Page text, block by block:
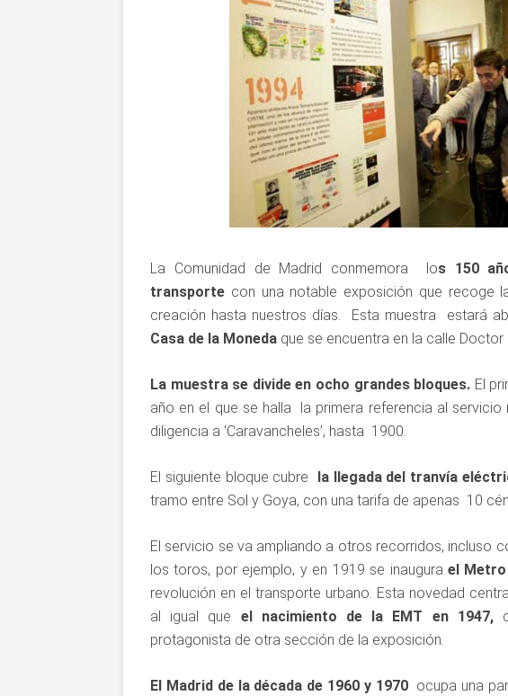
La Comunidad de Madrid conmemora los 150
transporte con una notable exposición que recoge
creación hasta nuestros días. Esta muestra estará
Casa de la Moneda que se encuentra en la calle Doctor
La muestra se divide en ocho grandes bloques. El
año en el que se halla la primera referencia al
diligencia a ‘Caravancheles’, hasta 1900.
El siguiente bloque cubre la llegada del tranvía
tramo entre Sol y Goya, con una tarifa de apenas 10
El servicio se va ampliando a otros recorridos, incluso
los toros, por ejemplo, y en 1919 se inaugura el
revolución en el transporte urbano. Esta novedad
al igual que el nacimiento de la EMT en 1947,
protagonista de otra sección de la exposición.
El Madrid de la década de 1960 y 1970ocupa una